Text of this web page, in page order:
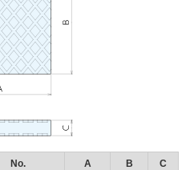
No. A B C